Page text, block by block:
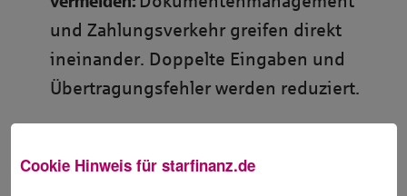
und Zahlungsverkehr greifen direkt
ineinander. Doppelte Eingaben und
Übertragungsfehler werden reduziert.
und Zahlungsstatus werden automatisch
Cookie Hinweis für starfinanz.de